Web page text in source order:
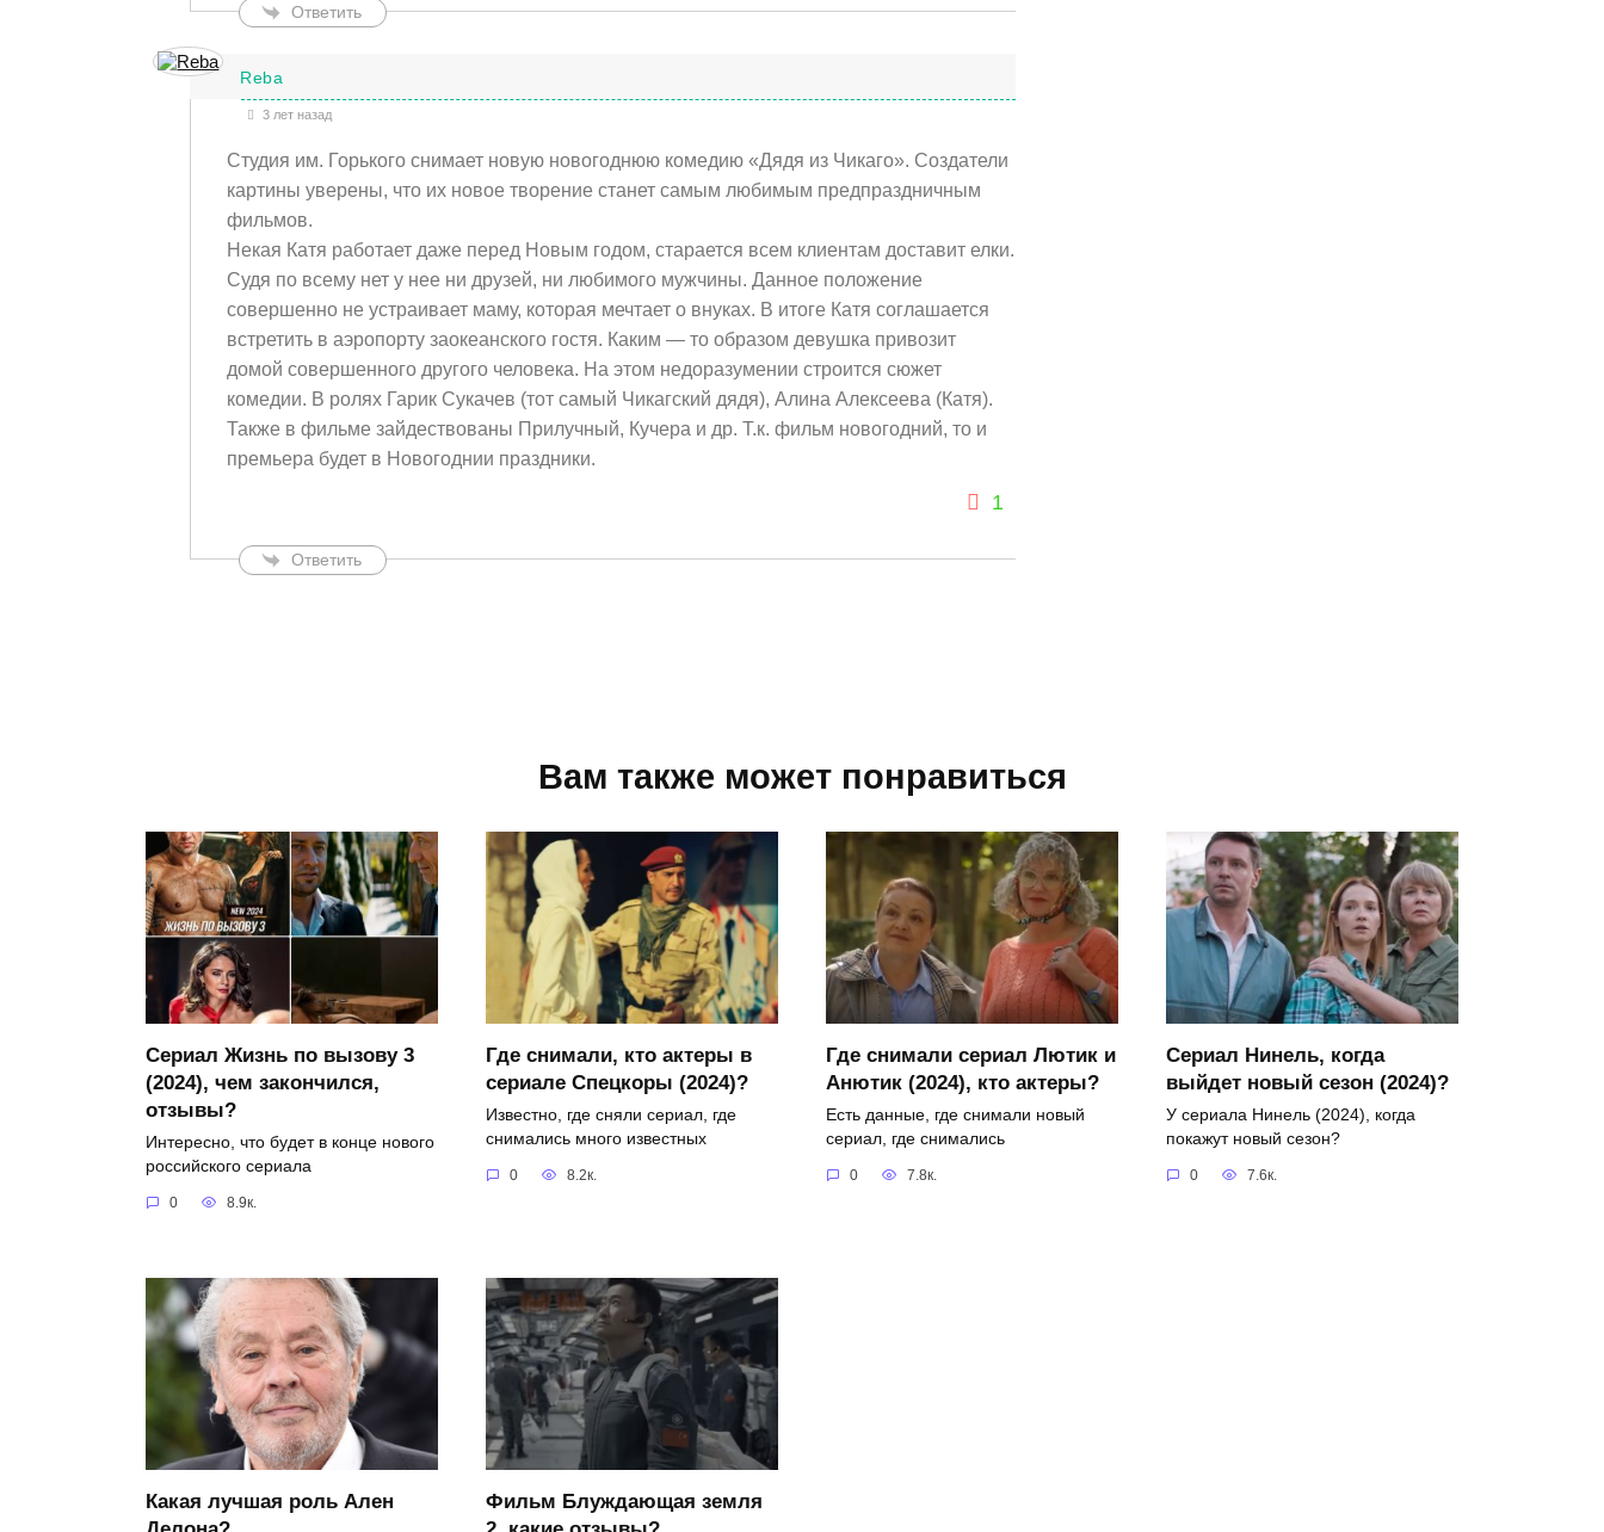
Ответить
Reba
3 лет назад
Студия им. Горького снимает новую новогоднюю комедию «Дядя из Чикаго». Создатели
картины уверены, что их новое творение станет самым любимым предпраздничным
фильмов.
Некая Катя работает даже перед Новым годом, старается всем клиентам доставит елки.
Судя по всему нет у нее ни друзей, ни любимого мужчины. Данное положение
совершенно не устраивает маму, которая мечтает о внуках. В итоге Катя соглашается
встретить в аэропорту заокеанского гостя. Каким — то образом девушка привозит
домой совершенного другого человека. На этом недоразумении строится сюжет
комедии. В ролях Гарик Сукачев (тот самый Чикагский дядя), Алина Алексеева (Катя).
Также в фильме зайдествованы Прилучный, Кучера и др. Т.к. фильм новогодний, то и
премьера будет в Новогоднии праздники.
1
Ответить
Вам также может понравиться
Сериал Жизнь по вызову 3
(2024), чем закончился,
отзывы?
Интересно, что будет в конце нового
российского сериала
0 8.9к.
Где снимали, кто актеры в
сериале Спецкоры (2024)?
Известно, где сняли сериал, где
снимались много известных
0 8.2к.
Где снимали сериал Лютик и
Анютик (2024), кто актеры?
Есть данные, где снимали новый
сериал, где снимались
0 7.8к.
Сериал Нинель, когда
выйдет новый сезон (2024)?
У сериала Нинель (2024), когда
покажут новый сезон?
0 7.6к.
Какая лучшая роль Ален
Фильм Блуждающая земля